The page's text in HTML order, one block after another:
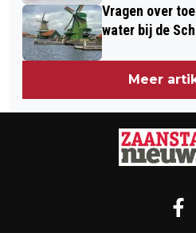
Vragen over
water bij de
Meer